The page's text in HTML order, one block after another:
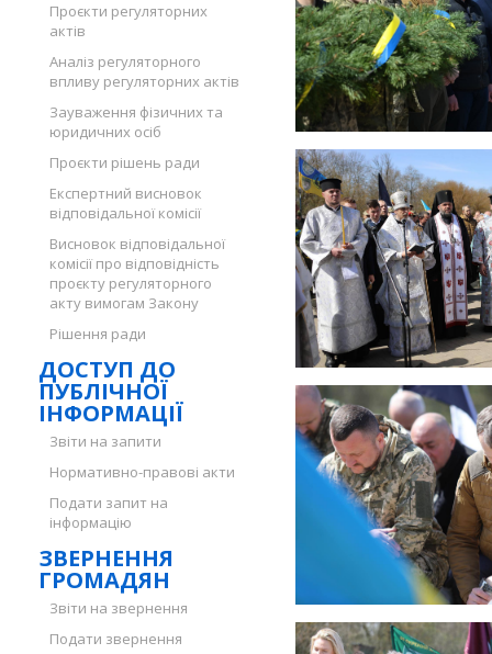
Проєкти регуляторних
актів
Аналіз регуляторного
впливу регуляторних актів
Зауваження фізичних та
юридичних осіб
Проєкти рішень ради
Експертний висновок
відповідальної комісії
Висновок відповідальної
комісії про відповідність
проєкту регуляторного
акту вимогам Закону
Рішення ради
ДОСТУП ДО
ПУБЛІЧНОЇ
ІНФОРМАЦІЇ
Звіти на запити
Нормативно-правові акти
Подати запит на
інформацію
ЗВЕРНЕННЯ
ГРОМАДЯН
Звіти на звернення
Подати звернення